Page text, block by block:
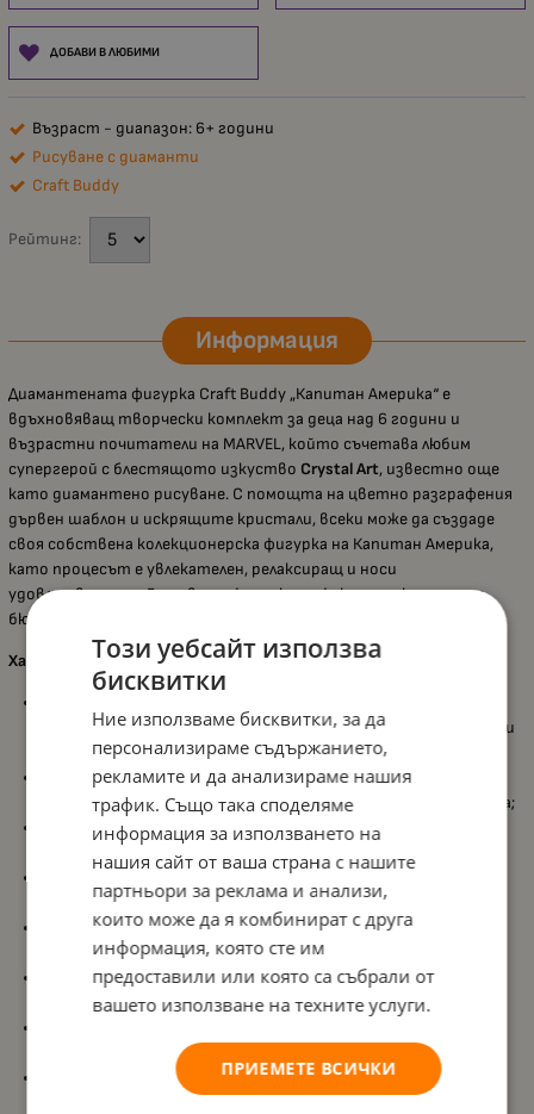
ДОБАВИ В ЛЮБИМИ
Възраст - диапазон: 6+ години
Рисуване с диаманти
Craft Buddy
Рейтинг:
Информация
Диамантената фигурка Craft Buddy „Капитан Америка“ е
вдъхновяващ творчески комплект за деца над 6 години и
възрастни почитатели на MARVEL, който съчетава любим
супергерой с блестящото изкуство Crystal Art, известно още
като диамантено рисуване. С помощта на цветно разграфения
дървен шаблон и искрящите кристали, всеки може да създаде
своя собствена колекционерска фигурка на Капитан Америка,
като процесът е увлекателен, релаксиращ и носи
удовлетворение. Готовата фигурка е ефектна декорация за
бюро, рафт или колекционерска витрина.
Характеристики:
подпомага развитието на концентрацията, търпението и
фината моторика;
Crystal Art Buddiesкомплект с MARVEL геройКапитан
Америка, за създаване на блестяща колекционерска фигурка;
Дървен шаблон с лепяща основа, разграфен по цветове, за
лесно и прецизно подреждане на кристалите;
за стабилно поставяне и красиво
представяне на готовата фигурка;
Включенихимикалка за кристали,легенче за кристали
, за удобна и точна работа;
Плик с кристалииплик с цип, за лесно сортиране и
съхранение по време на изработката;
8 см
, подходяща за декорация или колекция;
Шаблонът и основата са изработени отлазерно изрязан
Този уебсайт използва
бисквитки
Ние използваме бисквитки, за да
персонализираме съдържанието,
рекламите и да анализираме нашия
трафик. Също така споделяме
информация за използването на
нашия сайт от ваша страна с нашите
партньори за реклама и анализи,
които може да я комбинират с друга
информация, която сте им
предоставили или която са събрали от
вашето използване на техните услуги.
ПРИЕМЕТЕ ВСИЧКИ